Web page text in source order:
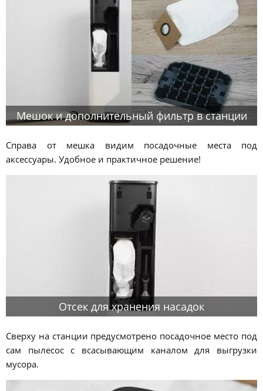
Мешок и дополнительный фильтр в станции
Справа от мешка видим посадочные места под
аксессуары. Удобное и практичное решение!
Отсек для хранения насадок
Сверху на станции предусмотрено посадочное место под
сам пылесос с всасывающим каналом для выгрузки
мусора.